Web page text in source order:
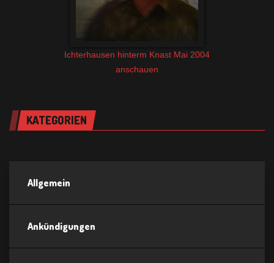
Ichterhausen hinterm Knast Mai 2004
anschauen
KATEGORIEN
Allgemein
Ankündigungen